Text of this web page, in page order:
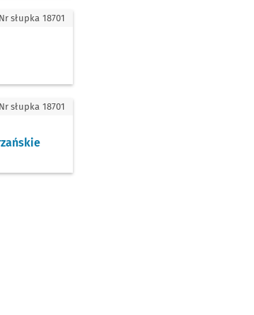
Nr słupka 18701
Nr słupka 18701